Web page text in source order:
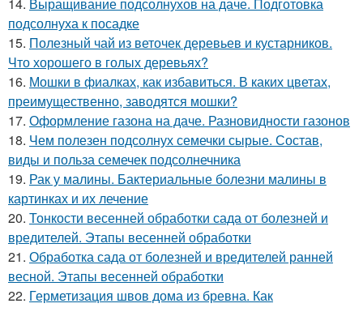
14. Выращивание подсолнухов на даче. Подготовка
подсолнуха к посадке
15. Полезный чай из веточек деревьев и кустарников.
Что хорошего в голых деревьях?
16. Мошки в фиалках, как избавиться. В каких цветах,
преимущественно, заводятся мошки?
17. Оформление газона на даче. Разновидности газонов
18. Чем полезен подсолнух семечки сырые. Состав,
виды и польза семечек подсолнечника
19. Рак у малины. Бактериальные болезни малины в
картинках и их лечение
20. Тонкости весенней обработки сада от болезней и
вредителей. Этапы весенней обработки
21. Обработка сада от болезней и вредителей ранней
весной. Этапы весенней обработки
22. Герметизация швов дома из бревна. Как